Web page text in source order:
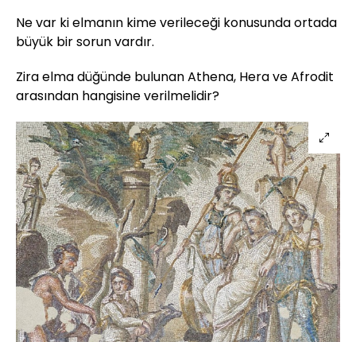
Ne var ki elmanın kime verileceği konusunda ortada
büyük bir sorun vardır.
Zira elma düğünde bulunan Athena, Hera ve Afrodit
arasından hangisine verilmelidir?